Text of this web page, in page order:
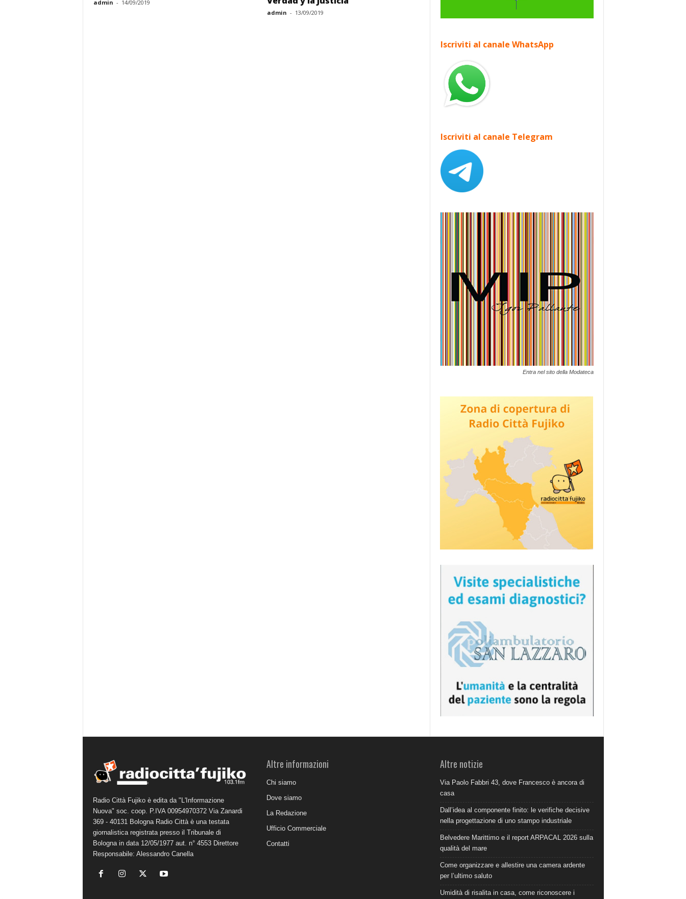
admin - 14/09/2019
admin - 13/09/2019
Iscriviti al canale WhatsApp
Iscriviti al canale Telegram
Entra nel sito della Modateca
Radio Città Fujiko è edita da "L'Informazione
Nuova" soc. coop. P.IVA 00954970372 Via Zanardi
369 - 40131 Bologna Radio Città è una testata
giornalistica registrata presso il Tribunale di
Bologna in data 12/05/1977 aut. n° 4553 Direttore
Responsabile: Alessandro Canella
Altre informazioni
Chi siamo
Dove siamo
La Redazione
Ufficio Commerciale
Contatti
Altre notizie
Via Paolo Fabbri 43, dove Francesco è ancora di
casa
Dall’idea al componente finito: le verifiche decisive
nella progettazione di uno stampo industriale
Belvedere Marittimo e il report ARPACAL 2026 sulla
qualità del mare
Come organizzare e allestire una camera ardente
per l’ultimo saluto
Umidità di risalita in casa, come riconoscere i